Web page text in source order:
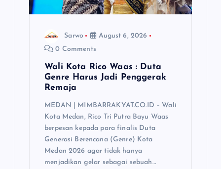
Sarwo
August 6, 2026
0 Comments
Wali Kota Rico Waas : Duta
Genre Harus Jadi Penggerak
Remaja
MEDAN | MIMBARRAKYAT.CO.ID – Wali
Kota Medan, Rico Tri Putra Bayu Waas
berpesan kepada para finalis Duta
Generasi Berencana (Genre) Kota
Medan 2026 agar tidak hanya
menjadikan gelar sebagai sebuah…